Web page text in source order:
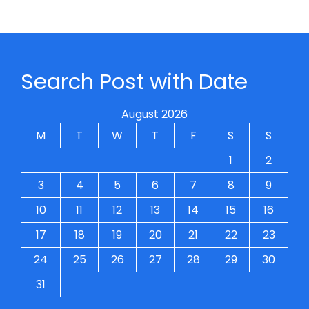
Search Post with Date
August 2026
M
T W T F S
S
1
2
3
4 5 6 7 8
9
10
11 12 13 14 15
16
17
18 19 20 21 22
23
24
25 26 27 28 29
30
31